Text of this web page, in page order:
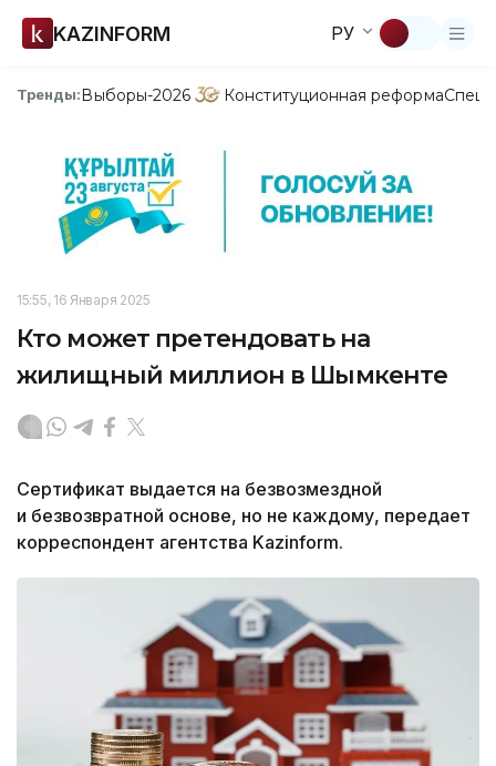
KAZINFORM РУ
Тренды:Выборы-2026 Конституционная реформа
15:55, 16 Января 2025
Кто может претендовать на
жилищный миллион в Шымкенте
Сертификат выдается на безвозмездной
и безвозвратной основе, но не каждому, передает
корреспондент агентства Kazinform.